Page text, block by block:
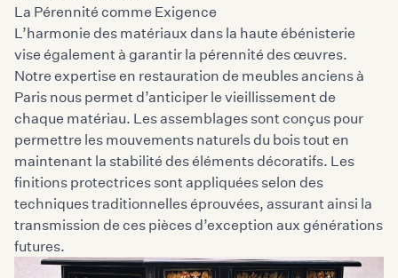
La Pérennité comme Exigence
L’harmonie des matériaux dans la haute ébénisterie
vise également à garantir la pérennité des œuvres.
Notre expertise en restauration de meubles anciens à
Paris nous permet d’anticiper le vieillissement de
chaque matériau. Les assemblages sont conçus pour
permettre les mouvements naturels du bois tout en
maintenant la stabilité des éléments décoratifs. Les
finitions protectrices sont appliquées selon des
techniques traditionnelles éprouvées, assurant ainsi la
transmission de ces pièces d’exception aux générations
futures.